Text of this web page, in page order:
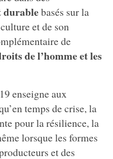
durablebasés sur la
et de son
de
de l’homme et les
enseigne aux
temps de crise, la
pour la résilience, la
lorsque les formes
et des